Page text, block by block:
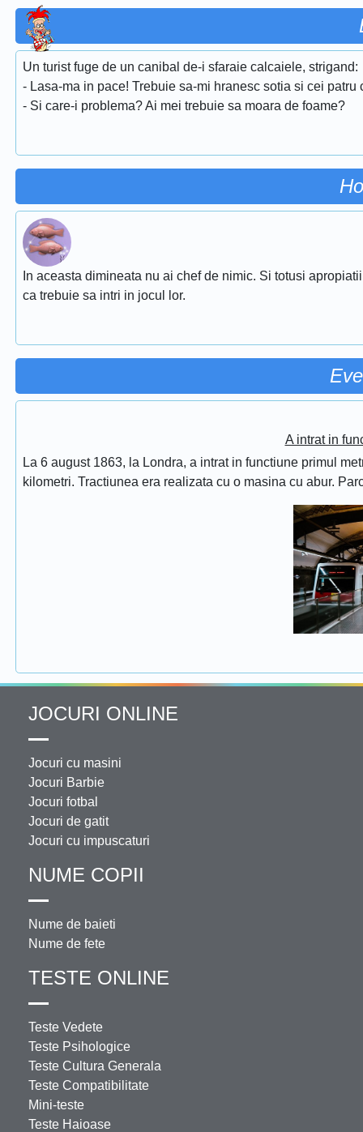
Un turist fuge de un canibal de-i sfaraie calcaiele, strigand:
- Lasa-ma in pace! Trebuie sa-mi hranesc sotia si cei patru
- Si care-i problema? Ai mei trebuie sa moara de foame?
In aceasta dimineata nu ai chef de nimic. Si totusi
ca trebuie sa intri in jocul lor.
A intrat in
La 6 august 1863, la Londra, a intrat in functiune primul
kilometri. Tractiunea era realizata cu o masina cu abur.
JOCURI ONLINE
Jocuri cu masini
Jocuri Barbie
Jocuri fotbal
Jocuri de gatit
Jocuri cu impuscaturi
NUME COPII
Nume de baieti
Nume de fete
TESTE ONLINE
Teste Vedete
Teste Psihologice
Teste Cultura Generala
Teste Compatibilitate
Mini-teste
Teste Haioase